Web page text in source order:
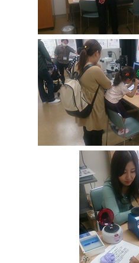
腎臓発生分野
生殖発生分野
筋発生再生分野
入学・求人案内
入学者案内
リエゾンラボLILAについて
リエゾンラボ利用申込み
組織標本作製・HE染色